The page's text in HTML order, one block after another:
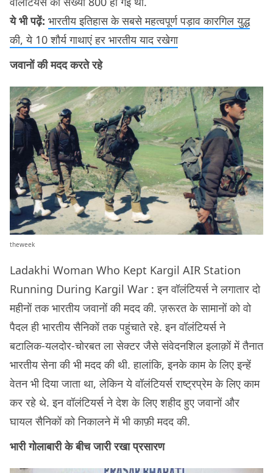
ये भी पढ़ें: भारतीय इतिहास के सबसे महत्वपूर्ण पड़ाव कारगिल युद्ध
की, ये 10 शौर्य गाथाएं हर भारतीय याद रखेगा
जवानों की मदद करते रहे
theweek
Ladakhi Woman Who Kept Kargil AIR Station
Running During Kargil War : इन वॉलंटियर्स ने लगातार दो
महीनों तक भारतीय जवानों की मदद की. ज़रूरत के सामानों को वो
पैदल ही भारतीय सैनिकों तक पहुंचाते रहे. इन वॉलंटियर्स ने
बटालिक-यलदोर-चोरबत ला सेक्टर जैसे संवेदनशिल इलाक़ों में तैनात
भारतीय सेना की भी मदद की थी. हालांकि, इनके काम के लिए इन्हें
वेतन भी दिया जाता था, लेकिन ये वॉलंटियर्स राष्ट्रप्रेम के लिए काम
कर रहे थे. इन वॉलंटियर्स ने देश के लिए शहीद हुए जवानों और
घायल सैनिकों को निकालने में भी काफ़ी मदद की.
भारी गोलाबारी के बीच जारी रखा प्रसारण